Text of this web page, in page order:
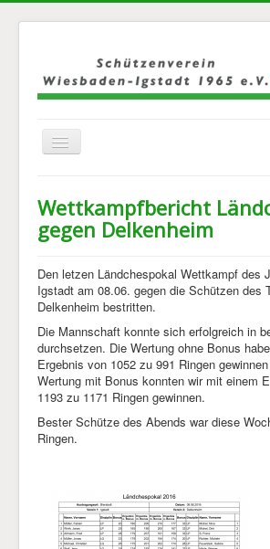
Navigation
an/aus
Über Uns
Disziplinen
Mannschaften
Bilder
Kontakt
Links
Impressum & Datenschutz
Wettkampfbericht
gegen Delkenheim
Den letzen Ländchespokal Wettkampf des
Igstadt am 08.06. gegen die Schützen des
Delkenheim bestritten.
Die Mannschaft konnte sich erfolgreich in
durchsetzen. Die Wertung ohne Bonus
Ergebnis von 1052 zu 991 Ringen
Wertung mit Bonus konnten wir mit einem
1193 zu 1171 Ringen gewinnen.
Bester Schütze des Abends war diese
Ringen.